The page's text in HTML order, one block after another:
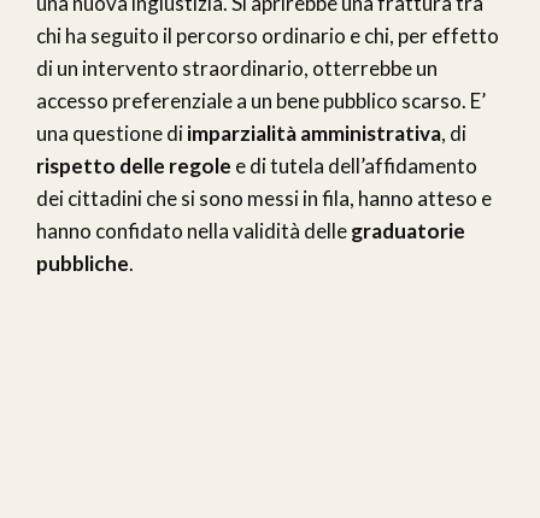
chi ha seguito il percorso ordinario e chi, per effetto
di un intervento straordinario, otterrebbe un
accesso preferenziale a un bene pubblico scarso. E’
una questione diimparzialità amministrativa, di
rispetto delle regole e di tutela dell’affidamento
dei cittadini che si sono messi in fila, hanno atteso e
hanno confidato nella validità dellegraduatorie
pubbliche.